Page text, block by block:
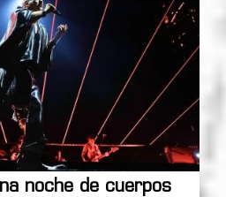
noche de cuerpos